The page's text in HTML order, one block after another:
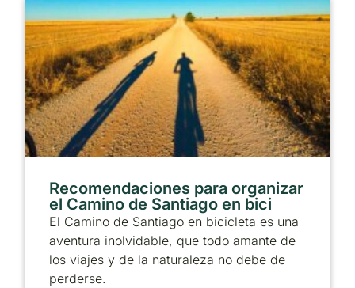
Recomendaciones para organizar
el Camino de Santiago en bici
El Camino de Santiago en bicicleta es una
aventura inolvidable, que todo amante de
los viajes y de la naturaleza no debe de
perderse.